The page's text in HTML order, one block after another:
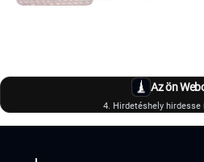
Az ön
4. Hirdetéshely